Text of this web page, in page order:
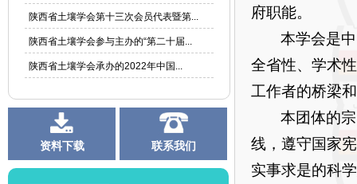
陕西省土壤学会第十三次会员代表暨第...
陕西省土壤学会参与主办的“第二十届...
陕西省土壤学会承办的2022年中国...
资料下载 联系我们
府职能。
本学会是
全省性、学术
工作者的桥梁
本团体的
线，遵守国家
实事求是的科